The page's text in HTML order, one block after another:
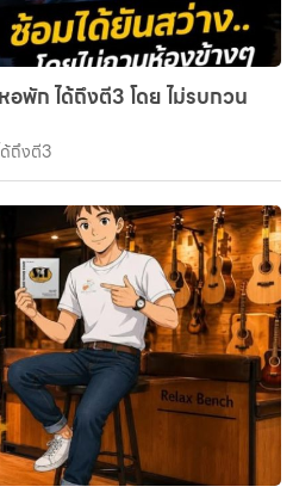
อพัก ได้ถึงตี3 โดย ไม่รบกวน
ด้ถึงตี3